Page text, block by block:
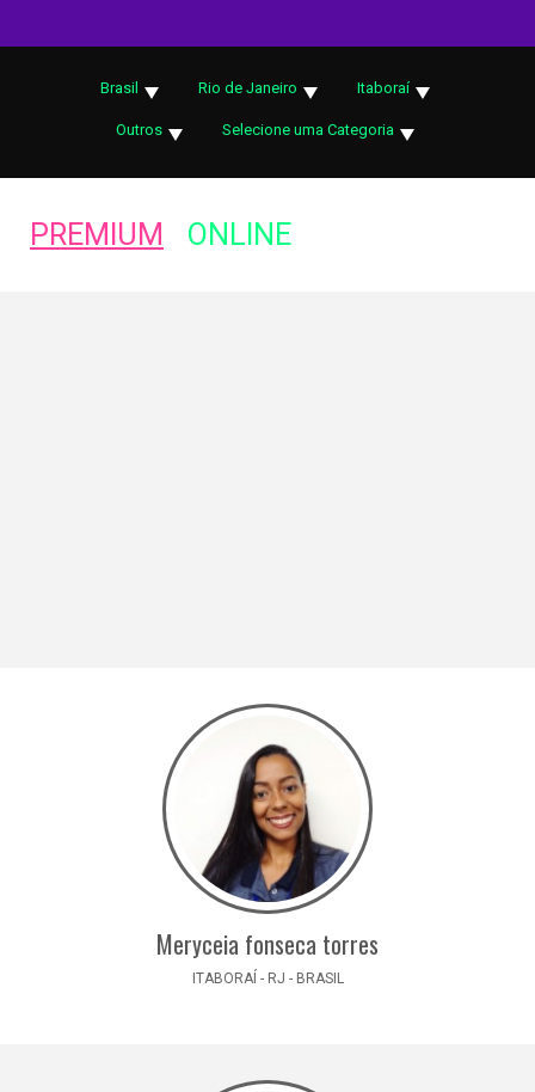
Brasil Rio de Janeiro Itaboraí
Outros Selecione uma Categoria
PREMIUM ONLINE
Meryceia fonseca torres
ITABORAÍ - RJ - BRASIL